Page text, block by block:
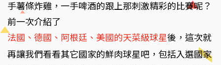
手薯條炸雞，一手啤酒的跟上那刺激精彩的比賽呢？
前一次介紹了
法國、德國、阿根廷、美國的天菜級球星後，這次就
再讓我們看看其它國家的鮮肉球星吧，包括入選國家